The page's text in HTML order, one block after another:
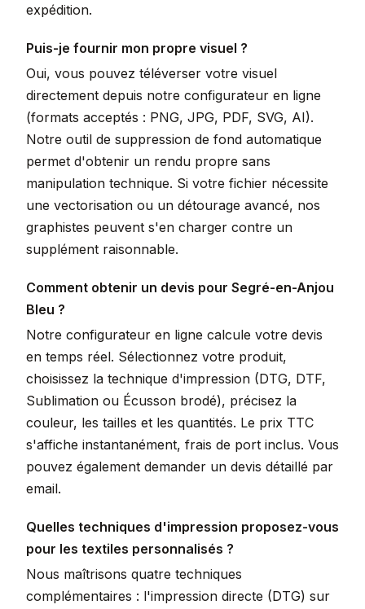
expédition.
Puis-je fournir mon propre visuel ?
Oui, vous pouvez téléverser votre visuel
directement depuis notre configurateur en ligne
(formats acceptés : PNG, JPG, PDF, SVG, AI).
Notre outil de suppression de fond automatique
permet d'obtenir un rendu propre sans
manipulation technique. Si votre fichier nécessite
une vectorisation ou un détourage avancé, nos
graphistes peuvent s'en charger contre un
supplément raisonnable.
Comment obtenir un devis pour Segré-en-Anjou
Bleu ?
Notre configurateur en ligne calcule votre devis
en temps réel. Sélectionnez votre produit,
choisissez la technique d'impression (DTG, DTF,
Sublimation ou Écusson brodé), précisez la
couleur, les tailles et les quantités. Le prix TTC
s'affiche instantanément, frais de port inclus. Vous
pouvez également demander un devis détaillé par
email.
Quelles techniques d'impression proposez-vous
pour les textiles personnalisés ?
Nous maîtrisons quatre techniques
complémentaires : l'impression directe (DTG) sur